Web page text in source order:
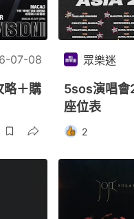
07-08
＋購
眾樂迷
5sos演唱會
座位表
2